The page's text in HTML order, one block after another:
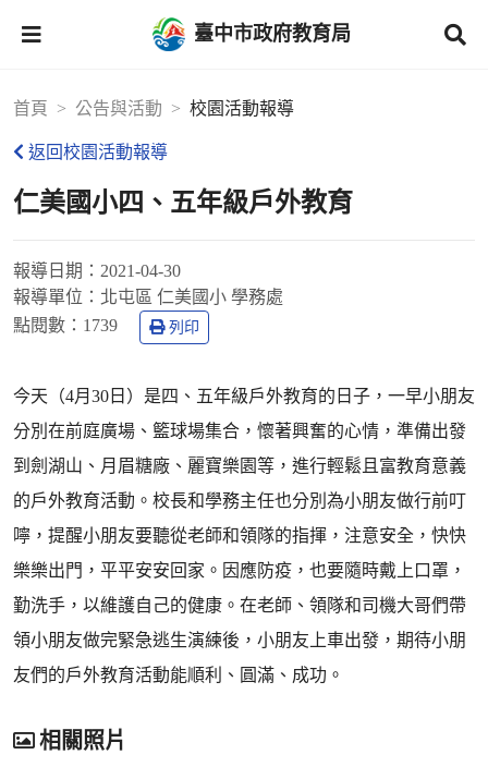
臺中市政府教育局
首頁 公告與活動 校園活動報導
返回校園活動報導
仁美國小四、五年級戶外教育
報導日期： 2021-04-30
報導單位： 北屯區 仁美國小 學務處
點閱數： 1739 列印
今天（4月30日）是四、五年級戶外教育的日子，一早小朋友
分別在前庭廣場、籃球場集合，懷著興奮的心情，準備出發
到劍湖山、月眉糖廠、麗寶樂園等，進行輕鬆且富教育意義
的戶外教育活動。校長和學務主任也分別為小朋友做行前叮
嚀，提醒小朋友要聽從老師和領隊的指揮，注意安全，快快
樂樂出門，平平安安回家。因應防疫，也要隨時戴上口罩，
勤洗手，以維護自己的健康。在老師、領隊和司機大哥們帶
領小朋友做完緊急逃生演練後，小朋友上車出發，期待小朋
友們的戶外教育活動能順利、圓滿、成功。
相關照片